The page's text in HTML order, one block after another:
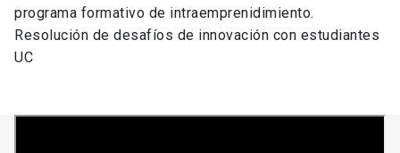
programa formativo de intraemprenidimiento.
Resolución de desafíos de innovación con estudiantes
UC